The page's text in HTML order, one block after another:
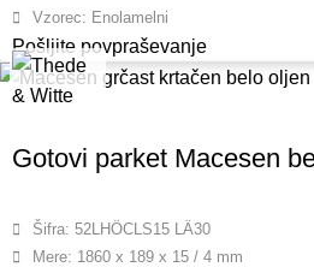
Vzorec: Enolamelni
Pošljite povpraševanje
Gotovi parket Macesen
Šifra: 52LHÖCLS15 LÄ30
Mere: 1860 x 189 x 15 / 4 mm